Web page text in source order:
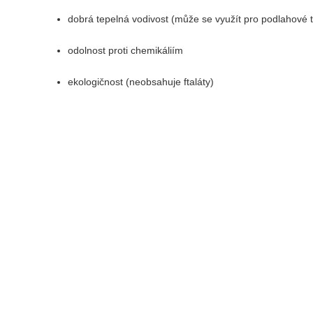
dobrá tepelná vodivost (může se využít pro podlahové
odolnost proti chemikáliím
ekologičnost (neobsahuje ftaláty)